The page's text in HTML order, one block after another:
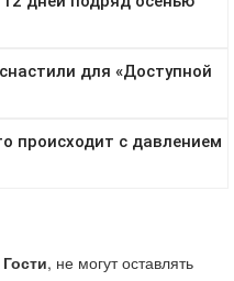
Гости, не могут оставлять